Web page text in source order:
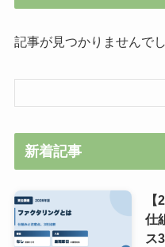
記事が見つかりませんでし
新着記事
仕
ス